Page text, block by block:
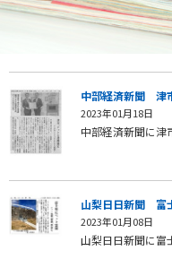
中部経済新聞 津
2023年01月18日
中部経済新聞に津
山梨日日新聞 富
2023年01月08日
山梨日日新聞に富